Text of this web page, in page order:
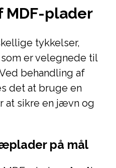
MDF-plader
tykkelser,
er velegnede til
behandling af
det at bruge en
at sikre en jævn og
på mål